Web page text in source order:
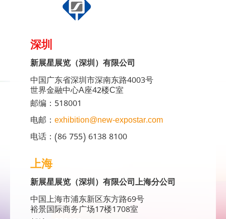
深圳
新展星展览（深圳）有限公司
中国广东省深圳市深南东路4003号
世界金融中心A座42楼C室
邮编：518001
电邮： exhibition@new-expostar.com
电话：(86 755) 6138 8100
上海
新展星展览（深圳）有限公司上海分公司
中国上海市浦东新区东方路69号
裕景国际商务广场17楼1708室